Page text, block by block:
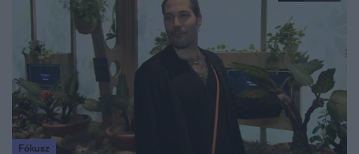
Fókusz